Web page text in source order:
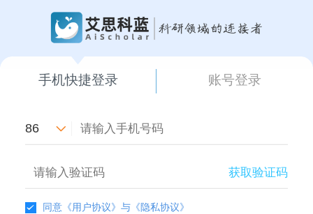
手机快捷登录 账号登录
86
获取验证码
同意 《用户协议》与 《隐私协议》